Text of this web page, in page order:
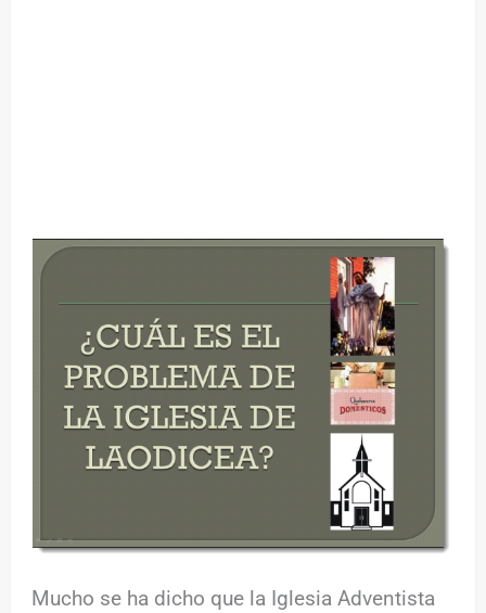
Mucho se ha dicho que la Iglesia Adventista